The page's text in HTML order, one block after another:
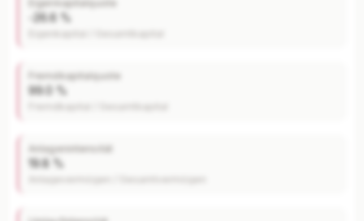
Eigenkapitalquote
-26.6 %
Fremdkapitalquote
99.0 %
Anlagenintensität
19.8 %